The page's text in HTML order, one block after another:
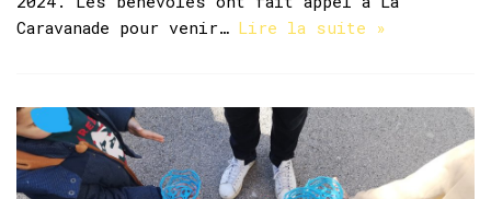
Caravanade pour venir… Lire la suite »